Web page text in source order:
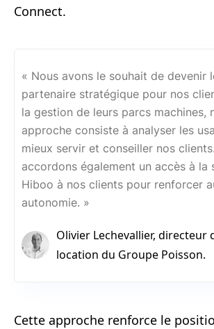
Connect.
« Nous avons le souhait de devenir
partenaire stratégique pour nos
la gestion de leurs parcs machines,
approche consiste à analyser les
mieux servir et conseiller nos
accordons également un accès à la
Hiboo à nos clients pour renforcer
autonomie. »
Olivier Lechevallier, directeur
location du Groupe Poisson.
Cette approche renforce le